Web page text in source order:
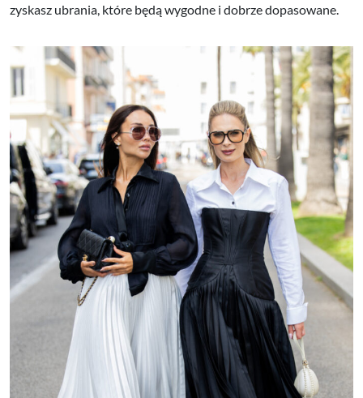
zyskasz ubrania, które będą wygodne i dobrze dopasowane.